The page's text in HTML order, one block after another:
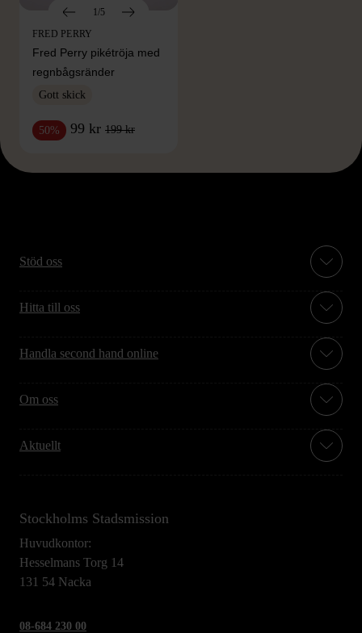
1/5
FRED PERRY
Fred Perry pikétröja med
regnbågsränder
Gott skick
50% 99 kr 199 kr
Stöd oss
Hitta till oss
Handla second hand online
Om oss
Aktuellt
Stockholms Stadsmission
Huvudkontor:
Hesselmans Torg 14
131 54 Nacka
08-684 230 00